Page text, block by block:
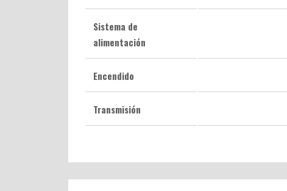
Sistema de
alimentación
Encendido
Transmisión